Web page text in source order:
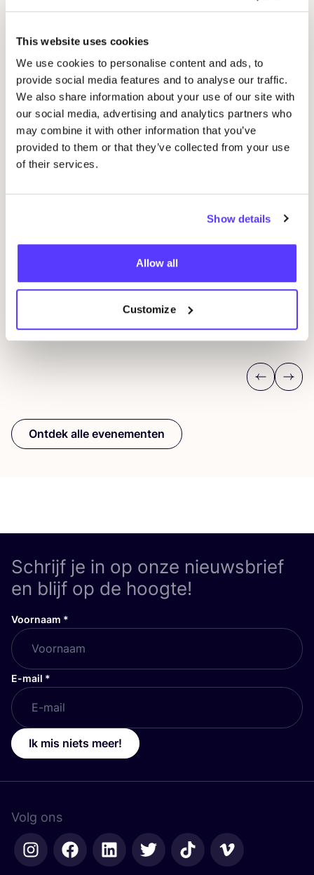
This website uses cookies
We use cookies to personalise content and ads, to
provide social media features and to analyse our traffic.
We also share information about your use of our site with
our social media, advertising and analytics partners who
may combine it with other information that you’ve
provided to them or that they’ve collected from your use
of their services.
Show details
Allow all
Customize
Meetingpoint: Van der Hoopstraat 70HS
Workshop
Previous
Next
Ontdek alle evenementen
Schrijf je in op onze nieuwsbrief
en blijf op de hoogte!
Voornaam *
E-mail *
Ik mis niets meer!
Volg ons